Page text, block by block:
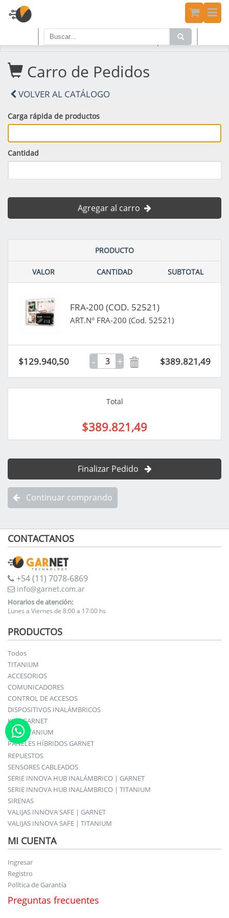
PRODUCTOS
Carro de Pedidos
VOLVER AL CATÁLOGO
Carga rápida de productos
Cantidad
Agregar al carro
PRODUCTO
VALOR CANTIDAD SUBTOTAL
FRA-200 (COD. 52521)
ART.N° FRA-200 (Cod. 52521)
$129.940,50 - + $389.821,49
Total
$389.821,49
Finalizar Pedido
Continuar comprando
CONTACTANOS
+54 (11) 7078-6869
info@garnet.com.ar
Horarios de atención:
Lunes a Viernes de 8:00 a 17:00 hs
PRODUCTOS
Todos
TITANIUM
ACCESORIOS
COMUNICADORES
CONTROL DE ACCESOS
DISPOSITIVOS INALÁMBRICOS
KITS GARNET
KITS TITANIUM
PANELES HÍBRIDOS GARNET
REPUESTOS
SENSORES CABLEADOS
SERIE INNOVA HUB INALÁMBRICO | GARNET
SERIE INNOVA HUB INALÁMBRICO | TITANIUM
SIRENAS
VALIJAS INNOVA SAFE | GARNET
VALIJAS INNOVA SAFE | TITANIUM
MI CUENTA
Ingresar
Registro
Política de Garantía
Preguntas frecuentes